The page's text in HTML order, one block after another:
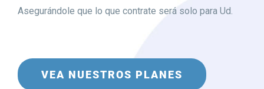
Asegurándole que lo que contrate será solo para Ud.
VEA NUESTROS PLANES